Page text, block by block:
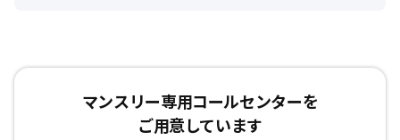
マンスリー専用コールセンターを
ご用意しています